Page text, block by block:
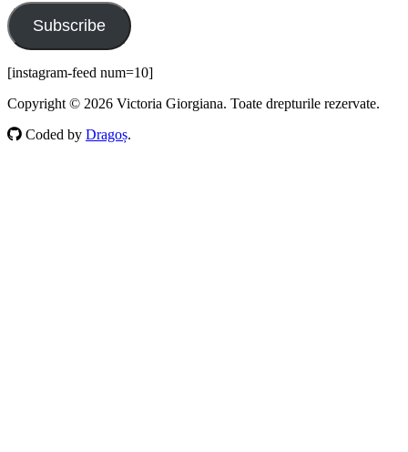
Subscribe
[instagram-feed num=10]
Copyright © 2026 Victoria Giorgiana. Toate drepturile rezervate.
Coded by Dragoș.